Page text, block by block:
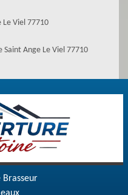
Viel 77710
Ange Le Viel 77710
Brasseur